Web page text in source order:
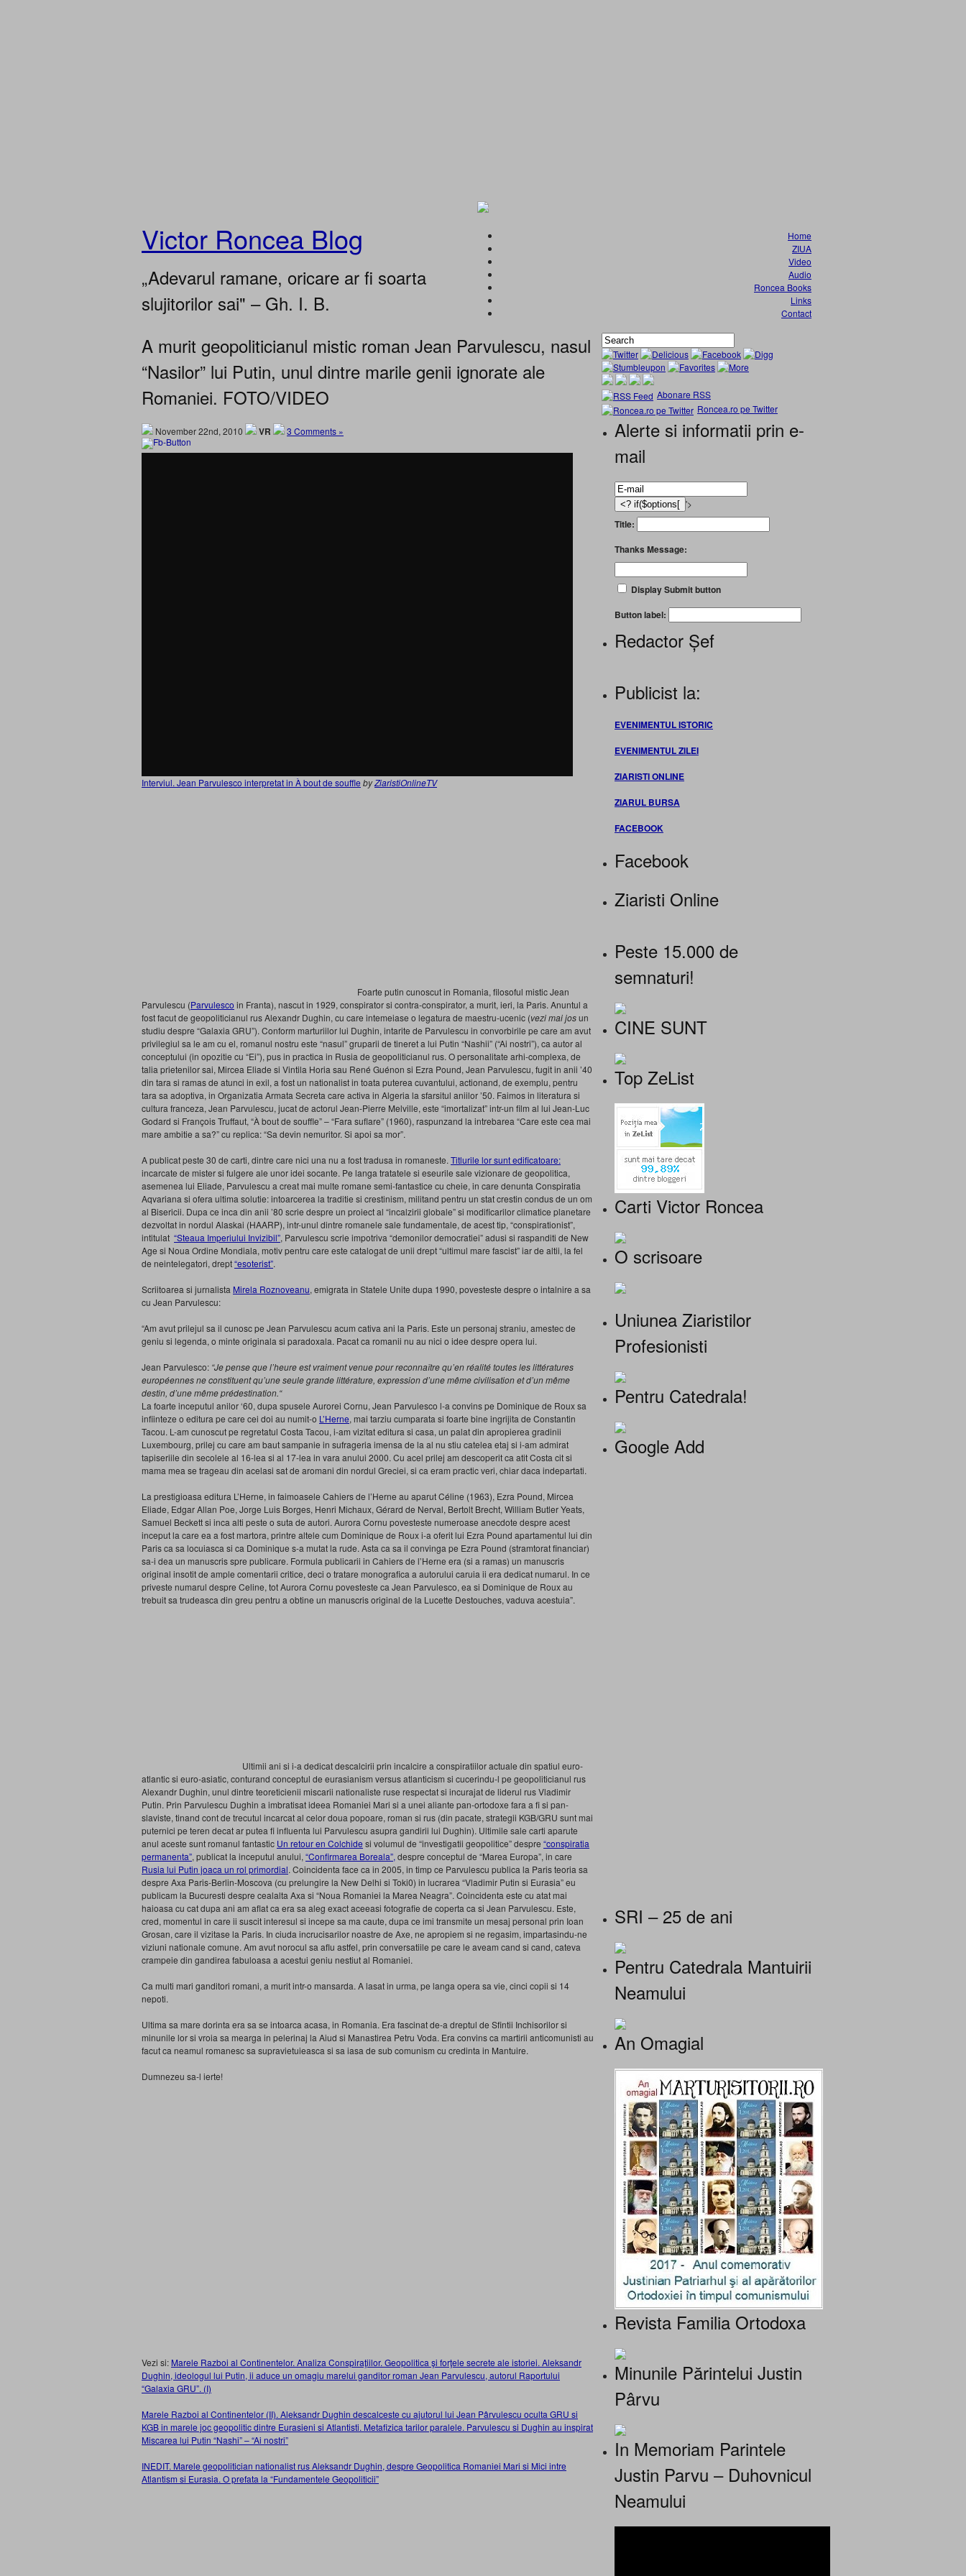
Victor Roncea Blog
„Adevarul ramane, oricare ar fi soarta
slujitorilor sai" – Gh. I. B.
Home
ZIUA
Video
Audio
Roncea Books
Links
Contact
A murit geopoliticianul mistic roman Jean Parvulescu, nasul
“Nasilor” lui Putin, unul dintre marile genii ignorate ale
Romaniei. FOTO/VIDEO
November 22nd, 2010 VR 3 Comments »
Interviul. Jean Parvulesco interpretat in À bout de souffle byZiaristiOnlineTV
Foarte putin cunoscut in Romania, filosoful mistic Jean
Parvulescu (Parvulesco in Franta), nascut in 1929, conspirator si contra-conspirator, a murit, ieri, la Paris. Anuntul a
fost facut de geopoliticianul rus Alexandr Dughin, cu care intemeiase o legatura de maestru-ucenic (vezi mai josun
studiu despre “Galaxia GRU”). Conform marturiilor lui Dughin, intarite de Parvulescu in convorbirile pe care am avut
privilegiul sa le am cu el, romanul nostru este “nasul” gruparii de tineret a lui Putin “Nashii” (“Ai nostri”), ca autor al
conceptului (in opozitie cu “Ei”), pus in practica in Rusia de geopoliticianul rus. O personalitate arhi-complexa, de
talia prietenilor sai, Mircea Eliade si Vintila Horia sau René Guénon si Ezra Pound, Jean Parvulescu, fugit in anii ’40
din tara si ramas de atunci in exil, a fost un nationalist in toata puterea cuvantului, actionand, de exemplu, pentru
tara sa adoptiva, in Organizatia Armata Secreta care activa in Algeria la sfarsitul aniilor ’50. Faimos in literatura si
cultura franceza, Jean Parvulescu, jucat de actorul Jean-Pierre Melville, este “imortalizat” intr-un film al lui Jean-Luc
Godard si François Truffaut, “À bout de souffle” – “Fara suflare” (1960), raspunzand la intrebarea “Care este cea mai
mare ambitie a sa?” cu replica: “Sa devin nemuritor. Si apoi sa mor”.
A publicat peste 30 de carti, dintre care nici una nu a fost tradusa in romaneste. Titlurile lor sunt edificatoare:
incarcate de mister si fulgere ale unor idei socante. Pe langa tratatele si eseurile sale vizionare de geopolitica,
asemenea lui Eliade, Parvulescu a creat mai multe romane semi-fantastice cu cheie, in care denunta Conspiratia
Aqvariana si ofera ultima solutie: intoarcerea la traditie si crestinism, militand pentru un stat crestin condus de un om
al Bisericii. Dupa ce inca din anii ’80 scrie despre un proiect al “incalzirii globale” si modificarilor climatice planetare
dezvoltat in nordul Alaskai (HAARP), intr-unul dintre romanele sale fundamentale, de acest tip, “conspirationist”,
intitulat “Steaua Imperiului Invizibil”, Parvulescu scrie impotriva “demonilor democratiei” adusi si raspanditi de New
Age si Noua Ordine Mondiala, motiv pentru care este catalogat de unii drept “ultimul mare fascist” iar de altii, la fel
de neintelegatori, drept“esoterist”.
Scriitoarea si jurnalista Mirela Roznoveanu, emigrata in Statele Unite dupa 1990, povesteste despre o intalnire a sa
cu Jean Parvulescu:
“Am avut prilejul sa il cunosc pe Jean Parvulescu acum cativa ani la Paris. Este un personaj straniu, amestec de
geniu si legenda, o minte originala si paradoxala. Pacat ca romanii nu au nici o idee despre opera lui.
Jean Parvulesco: “Je pense que l’heure est vraiment venue pour reconnaître qu’en réalité toutes les littératures
européennes ne constituent qu’une seule grande littérature, expression d’une même civilisation et d’un même
destin, d’une même prédestination.“
La foarte inceputul anilor ‘60, dupa spusele Aurorei Cornu, Jean Parvulesco l-a convins pe Dominique de Roux sa
infiinteze o editura pe care cei doi au numit-o L’Herne, mai tarziu cumparata si foarte bine ingrijita de Constantin
Tacou. L-am cunoscut pe regretatul Costa Tacou, i-am vizitat editura si casa, un palat din apropierea gradinii
Luxembourg, prilej cu care am baut sampanie in sufrageria imensa de la al nu stiu catelea etaj si i-am admirat
tapiseriile din secolele al 16-lea si al 17-lea in vara anului 2000. Cu acel prilej am descoperit ca atit Costa cit si
mama mea se trageau din acelasi sat de aromani din nordul Greciei, si ca eram practic veri, chiar daca indepartati.
La prestigioasa editura L’Herne, in faimoasele Cahiers de l’Herne au aparut Céline (1963), Ezra Pound, Mircea
Eliade, Edgar Allan Poe, Jorge Luis Borges, Henri Michaux, Gérard de Nerval, Bertolt Brecht, William Butler Yeats,
Samuel Beckett si inca alti peste o suta de autori. Aurora Cornu povesteste numeroase anecdote despre acest
inceput la care ea a fost martora, printre altele cum Dominique de Roux i-a oferit lui Ezra Pound apartamentul lui din
Paris ca sa locuiasca si ca Dominique s-a mutat la rude. Asta ca sa il convinga pe Ezra Pound (stramtorat financiar)
sa-i dea un manuscris spre publicare. Formula publicarii in Cahiers de l’Herne era (si a ramas) un manuscris
original insotit de ample comentarii critice, deci o tratare monografica a autorului caruia ii era dedicat numarul. In ce
priveste numarul despre Celine, tot Aurora Cornu povesteste ca Jean Parvulesco, ea si Dominique de Roux au
trebuit sa trudeasca din greu pentru a obtine un manuscris original de la Lucette Destouches, vaduva acestuia”.
Ultimii ani si i-a dedicat descalcirii prin incalcire a conspiratiilor actuale din spatiul euro-
atlantic si euro-asiatic, conturand conceptul de eurasianism versus atlanticism si cucerindu-l pe geopoliticianul rus
Alexandr Dughin, unul dintre teoreticienii miscarii nationaliste ruse respectat si incurajat de liderul rus Vladimir
Putin. Prin Parvulescu Dughin a imbratisat ideea Romaniei Mari si a unei aliante pan-ortodoxe fara a fi si pan-
slaviste, tinand cont de trecutul incarcat al celor doua popoare, roman si rus (din pacate, strategii KGB/GRU sunt mai
puternici pe teren decat ar putea fi influenta lui Parvulescu asupra gandirii lui Dughin). Ultimile sale carti aparute
anul aceste sunt romanul fantastic Un retour en Colchide si volumul de “investigatii geopolitice” despre “conspiratia
permanenta”, publicat la inceputul anului, “Confirmarea Boreala”, despre conceptul de “Marea Europa”, in care
Rusia lui Putin joaca un rol primordial. Coincidenta face ca in 2005, in timp ce Parvulescu publica la Paris teoria sa
despre Axa Paris-Berlin-Moscova (cu prelungire la New Delhi si Toki0) in lucrarea “Vladimir Putin si Eurasia” eu
publicam la Bucuresti despre cealalta Axa si “Noua Romaniei la Marea Neagra”. Coincidenta este cu atat mai
haioasa cu cat dupa ani am aflat ca era sa aleg exact aceeasi fotografie de coperta ca si Jean Parvulescu. Este,
cred, momentul in care ii suscit interesul si incepe sa ma caute, dupa ce imi transmite un mesaj personal prin Ioan
Grosan, care il vizitase la Paris. In ciuda incrucisarilor noastre de Axe, ne apropiem si ne regasim, impartasindu-ne
viziuni nationale comune. Am avut norocul sa aflu astfel, prin conversatiile pe care le aveam cand si cand, cateva
crampeie din gandirea fabuloasa a acestui geniu nestiut al Romaniei.
Ca multi mari ganditori romani, a murit intr-o mansarda. A lasat in urma, pe langa opera sa vie, cinci copii si 14
nepoti.
Ultima sa mare dorinta era sa se intoarca acasa, in Romania. Era fascinat de-a dreptul de Sfintii Inchisorilor si
minunile lor si vroia sa mearga in pelerinaj la Aiud si Manastirea Petru Voda. Era convins ca martirii anticomunisti au
facut ca neamul romanesc sa supravietuieasca si sa iasa de sub comunism cu credinta in Mantuire.
Dumnezeu sa-l ierte!
Vezi si: Marele Razboi al Continentelor. Analiza Conspiraţiilor. Geopolitica şi forţele secrete ale istoriei. Aleksandr
Dughin, ideologul lui Putin, ii aduce un omagiu marelui ganditor roman Jean Parvulescu, autorul Raportului
“Galaxia GRU”. (I)
Marele Razboi al Continentelor (II). Aleksandr Dughin descalceste cu ajutorul lui Jean Pârvulescu oculta GRU si
KGB in marele joc geopolitic dintre Eurasieni si Atlantisti. Metafizica tarilor paralele. Parvulescu si Dughin au inspirat
Miscarea lui Putin “Nashi” – “Ai nostri”
INEDIT. Marele geopolitician nationalist rus Aleksandr Dughin, despre Geopolitica Romaniei Mari si Mici intre
Atlantism si Eurasia. O prefata la “Fundamentele Geopoliticii”
Abonare RSS
Roncea.ro pe Twitter
Alerte si informatii prin e-
mail
'>
Title:
Thanks Message:
Display Submit button
Button label:
Redactor Șef
Publicist la:
EVENIMENTUL ISTORIC
EVENIMENTUL ZILEI
ZIARISTI ONLINE
ZIARUL BURSA
FACEBOOK
Facebook
Ziaristi Online
Peste 15.000 de
semnaturi!
CINE SUNT
Top ZeList
Carti Victor Roncea
O scrisoare
Uniunea Ziaristilor
Profesionisti
Pentru Catedrala!
Google Add
SRI – 25 de ani
Pentru Catedrala Mantuirii
Neamului
An Omagial
Revista Familia Ortodoxa
Minunile Părintelui Justin
Pârvu
In Memoriam Parintele
Justin Parvu – Duhovnicul
Neamului